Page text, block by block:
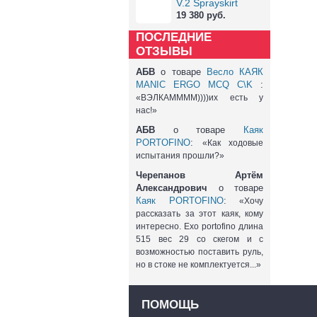
V.2 Sprayskirt
19 380 руб.
ПОСЛЕДНИЕ
ОТЗЫВЫ
АБВ о товаре
Весло КАЯК
MANIC ERGO MCQ C\K :
«ВЭЛКАММММ))))их есть у
нас!»
АБВ о товаре
Каяк
PORTOFINO: «Как ходовые
испытания прошли?»
Черепанов Артём
Александрович о товаре
Каяк PORTOFINO: «Хочу
рассказать за этот каяк, кому
интересно. Exo portofino длина
515 вес 29 со скегом и с
возможностью поставить руль,
но в стоке не комплектуется...»
ПОМОЩЬ